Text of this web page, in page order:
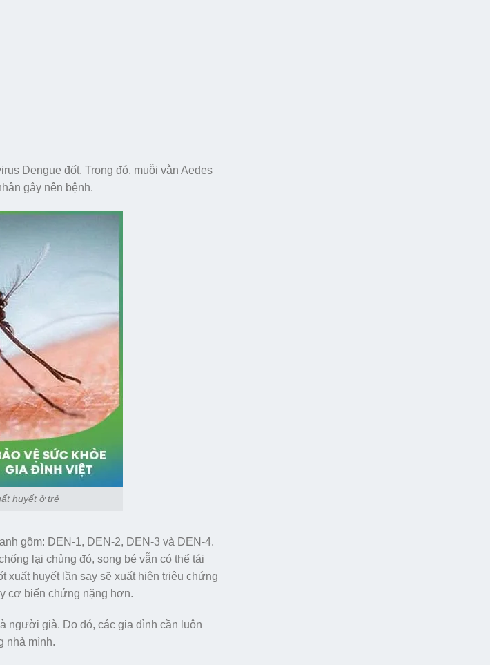
Dengue đốt. Trong đó, muỗi vằn Aedes
gây nên bệnh.
huyết ở trẻ
gồm: DEN-1, DEN-2, DEN-3 và DEN-4.
lại chủng đó, song bé vẫn có thể tái
xuất huyết lần say sẽ xuất hiện triệu chứng
cơ biến chứng nặng hơn.
người già. Do đó, các gia đình cần luôn
nhà mình.